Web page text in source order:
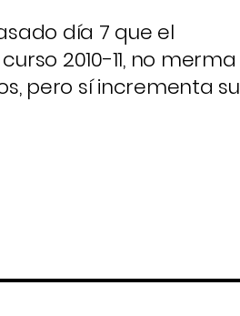
día 7 que el
2010-11, no merma
pero sí incrementa su